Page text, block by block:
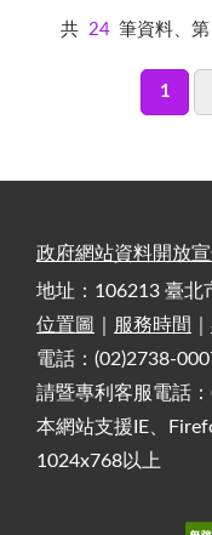
共 24 筆資料、第
1
政府網站資料開放
地址：106213 臺北
位置圖
服務時間
電話：(02)2738-
請暨專利客服電話
本網站支援IE、
1024x768以上